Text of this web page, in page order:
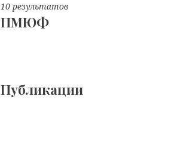
10 результатов
ПМЮФ
Публикации